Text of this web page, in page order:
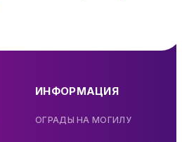
ИНФОРМАЦИЯ
ОГРАДЫ НА МОГИЛУ